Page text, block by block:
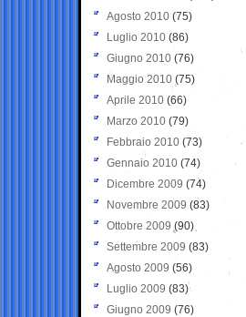
Agosto 2010 (75)
Luglio 2010 (86)
Giugno 2010 (76)
Maggio 2010 (75)
Aprile 2010 (66)
Marzo 2010 (79)
Febbraio 2010 (73)
Gennaio 2010 (74)
Dicembre 2009 (74)
Novembre 2009 (83)
Ottobre 2009 (90)
Settembre 2009 (83)
Agosto 2009 (56)
Luglio 2009 (83)
Giugno 2009 (76)